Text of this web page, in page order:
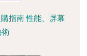
指南 性能、屏幕
術